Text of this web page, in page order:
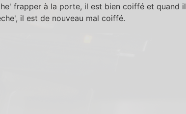
frapper à la porte, il est bien coiffé et quand il
il est de nouveau mal coiffé.